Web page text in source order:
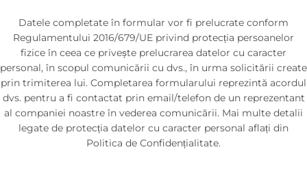
Datele completate în formular vor fi prelucrate conform
Regulamentului 2016/679/UE privind protecția persoanelor
fizice în ceea ce privește prelucrarea datelor cu caracter
personal, în scopul comunicării cu dvs., în urma solicitării create
prin trimiterea lui. Completarea formularului reprezintă acordul
dvs. pentru a fi contactat prin email/telefon de un reprezentant
al companiei noastre în vederea comunicării. Mai multe detalii
legate de protecția datelor cu caracter personal aflați din
Politica de Confidențialitate.